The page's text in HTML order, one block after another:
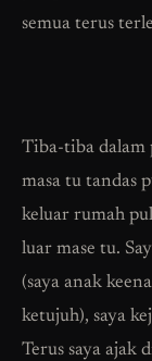
semua terus
Tiba-tiba dalam
masa tu tandas
keluar rumah
luar mase tu.
(saya anak
ketujuh), saya
Terus saya ajak